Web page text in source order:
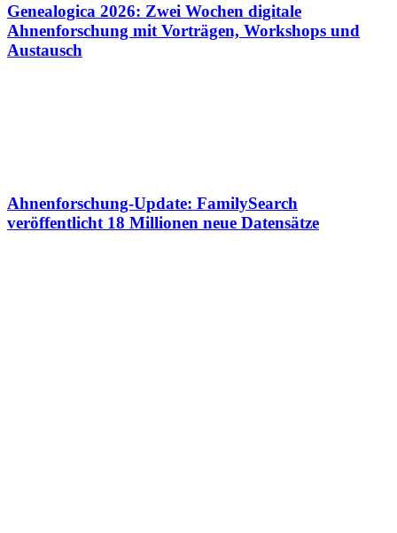
Genealogica 2026: Zwei Wochen digitale
Ahnenforschung mit Vorträgen, Workshops und
Austausch
Ahnenforschung-Update: FamilySearch
veröffentlicht 18 Millionen neue Datensätze